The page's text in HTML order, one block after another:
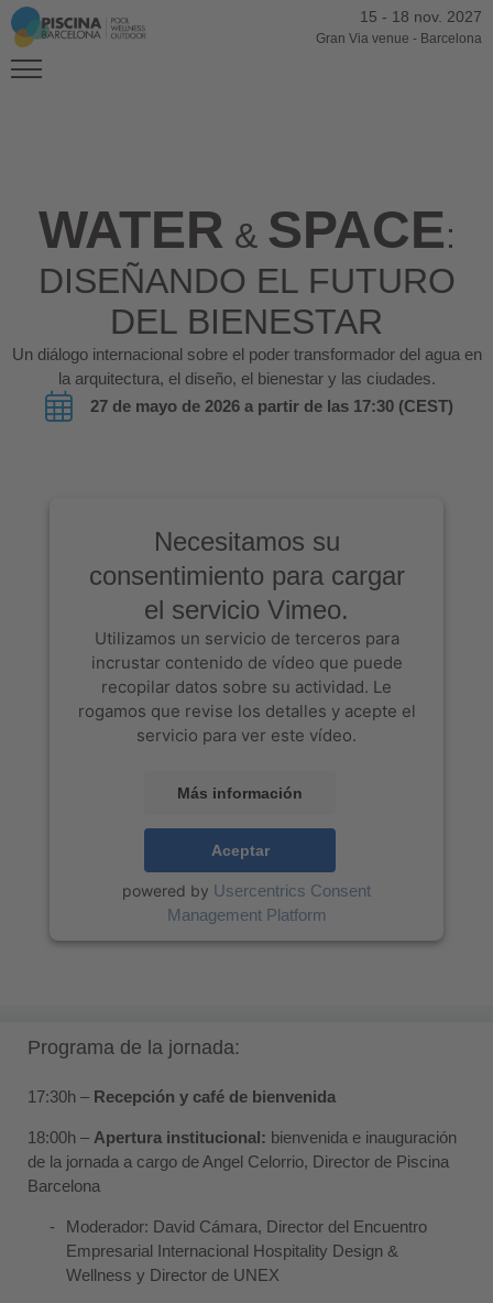
15 - 18 nov. 2027
Gran Via venue - Barcelona
WATER & SPACE:
DISEÑANDO EL FUTURO
DEL BIENESTAR
Un diálogo internacional sobre el poder transformador del agua en
la arquitectura, el diseño, el bienestar y las ciudades.
27 de mayo de 2026 a partir de las 17:30 (CEST)
Necesitamos su
consentimiento para cargar
el servicio Vimeo.
Utilizamos un servicio de terceros para
incrustar contenido de vídeo que puede
recopilar datos sobre su actividad. Le
rogamos que revise los detalles y acepte el
servicio para ver este vídeo.
Más información
Aceptar
powered by Usercentrics Consent
Management Platform
Programa de la jornada:
17:30h – Recepción y café de bienvenida
18:00h – Apertura institucional: bienvenida e inauguración
de la jornada a cargo de Angel Celorrio, Director de Piscina
Barcelona
Moderador: David Cámara, Director del Encuentro
Empresarial Internacional Hospitality Design &
Wellness y Director de UNEX